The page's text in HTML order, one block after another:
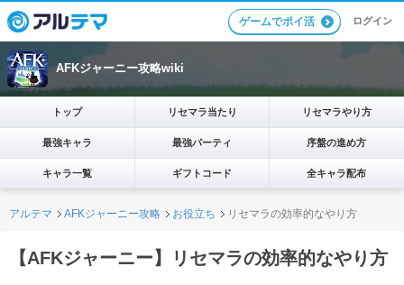
ゲームでポイ活 ログイン
AFKジャーニー攻略wiki
トップ リセマラ当たり リセマラやり方
最強キャラ 最強パーティ 序盤の進め方
キャラ一覧 ギフトコード 全キャラ配布
アルテマ AFKジャーニー攻略 お役立ち リセマラの効率的なやり方
【AFKジャーニー】リセマラの効率的なやり方